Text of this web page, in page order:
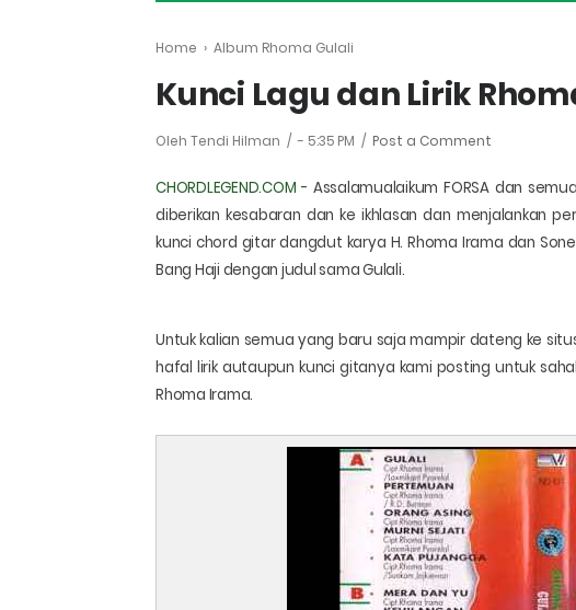
Home › Album Rhoma Gulali
Kunci Lagu dan Lirik
Oleh Tendi Hilman - 5:35 PM Post a Comment
CHORDLEGEND.COM - Assalamualaikum FORSA dan
diberikan kesabaran dan ke ikhlasan dan menjalankan
kunci chord gitar dangdut karya H. Rhoma Irama dan
Bang Haji dengan judul sama Gulali.
Untuk kalian semua yang baru saja mampir dateng ke
hafal lirik autaupun kunci gitanya kami posting untuk
Rhoma Irama.